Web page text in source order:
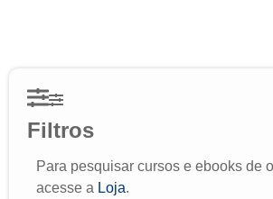
Filtros
Para pesquisar cursos e ebooks de
acesse a Loja.